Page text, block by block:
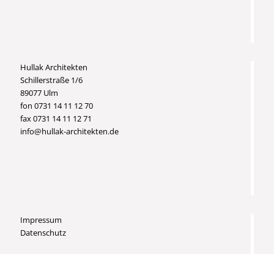
Hullak Architekten
Schillerstraße 1/6
89077 Ulm
fon 0731 14 11 12 70
fax 0731 14 11 12 71
info@hullak-architekten.de
Impressum
Datenschutz